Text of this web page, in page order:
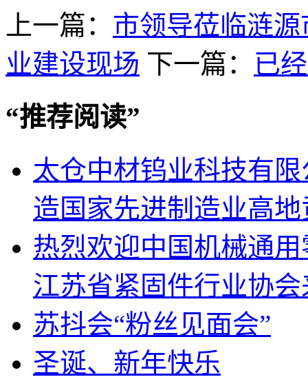
上一篇： 市领导莅临涟
业建设现场 下一篇： 已
“推荐阅读”
太仓中材钨业科技有
造国家先进制造业高
热烈欢迎中国机械通
江苏省紧固件行业协
苏抖会“粉丝见面会”
圣诞、新年快乐